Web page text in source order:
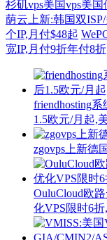
杉矶vps美国vps美国
荫云上新:韩国双
个IP,月付$48起
宽IP,月付9折年付8折
friendhosting
1.5欧元/月起,
zgovps上新德
OuluCloud欧
化VPS限时6